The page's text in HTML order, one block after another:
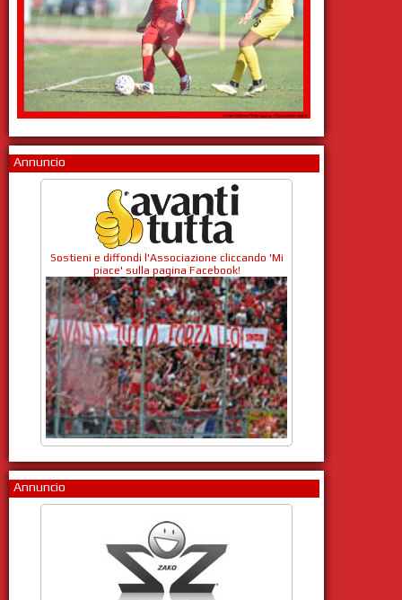
Annuncio
Sostieni e diffondi l'Associazione cliccando 'Mi
piace' sulla pagina Facebook!
Annuncio